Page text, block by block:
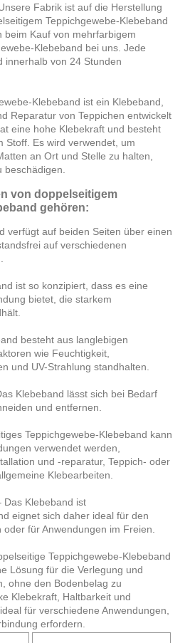
Fabrik ist auf die Herstellung
Teppichgewebe-Klebeband
beim Kauf von mehrfarbigem
Klebeband bei uns. Jede
innerhalb von 24 Stunden
Klebeband ist ein Klebeband,
Reparatur von Teppichen entwickelt
eine hohe Klebekraft und besteht
Stoff. Es wird verwendet, um
an Ort und Stelle zu halten,
von doppelseitigem
gehören:
verfügt auf beiden Seiten über einen
auf verschiedenen
ist so konzipiert, dass es eine
bietet, die starkem
besteht aus langlebigen
wie Feuchtigkeit,
und UV-Strahlung standhalten.
Klebeband lässt sich bei Bedarf
und entfernen.
Teppichgewebe-Klebeband kann
verwendet werden,
und -reparatur, Teppich- oder
Klebearbeiten.
Das Klebeband ist
eignet sich daher ideal für den
für Anwendungen im Freien.
Teppichgewebe-Klebeband
Lösung für die Verlegung und
ohne den Bodenbelag zu
Klebekraft, Haltbarkeit und
für verschiedene Anwendungen,
erfordern.